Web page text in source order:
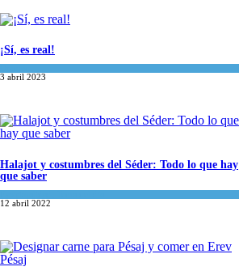
¡Sí, es real!
3 abril 2023
Halajot y costumbres del Séder: Todo lo que hay
que saber
12 abril 2022